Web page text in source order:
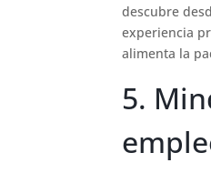
descubre
experiencia
alimenta la
5.